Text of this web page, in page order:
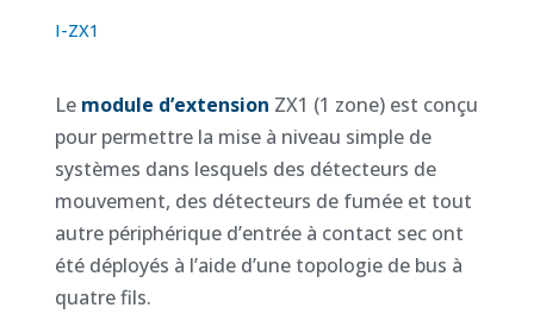
I-ZX1
Le module d’extension ZX1 (1 zone) est conçu
pour permettre la mise à niveau simple de
systèmes dans lesquels des détecteurs de
mouvement, des détecteurs de fumée et tout
autre périphérique d’entrée à contact sec ont
été déployés à l’aide d’une topologie de bus à
quatre fils.